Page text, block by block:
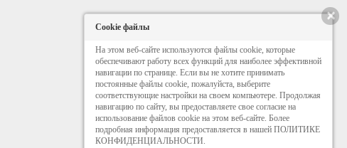
×
Cookie файлы
На этом веб-сайте используются файлы cookie, которые
обеспечивают работу всех функций для наиболее эффективной
навигации по странице. Если вы не хотите принимать
постоянные файлы cookie, пожалуйста, выберите
соответствующие настройки на своем компьютере. Продолжая
навигацию по сайту, вы предоставляете свое согласие на
использование файлов cookie на этом веб-сайте. Более
подробная информация предоставляется в нашей ПОЛИТИКЕ
КОНФИДЕНЦИАЛЬНОСТИ.